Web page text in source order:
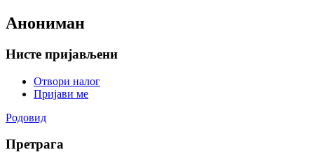
Анониман
Нисте пријављени
Отвори налог
Пријави ме
Родовид
Претрага